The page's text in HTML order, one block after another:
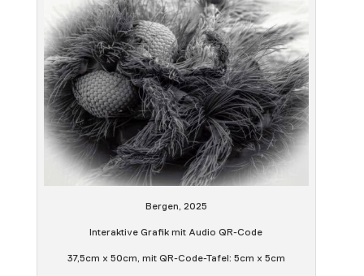
Bergen, 2025
​Interaktive Grafik mit Audio QR-Code
​37,5cm x 50cm, mit QR-Code-Tafel: 5cm x 5cm